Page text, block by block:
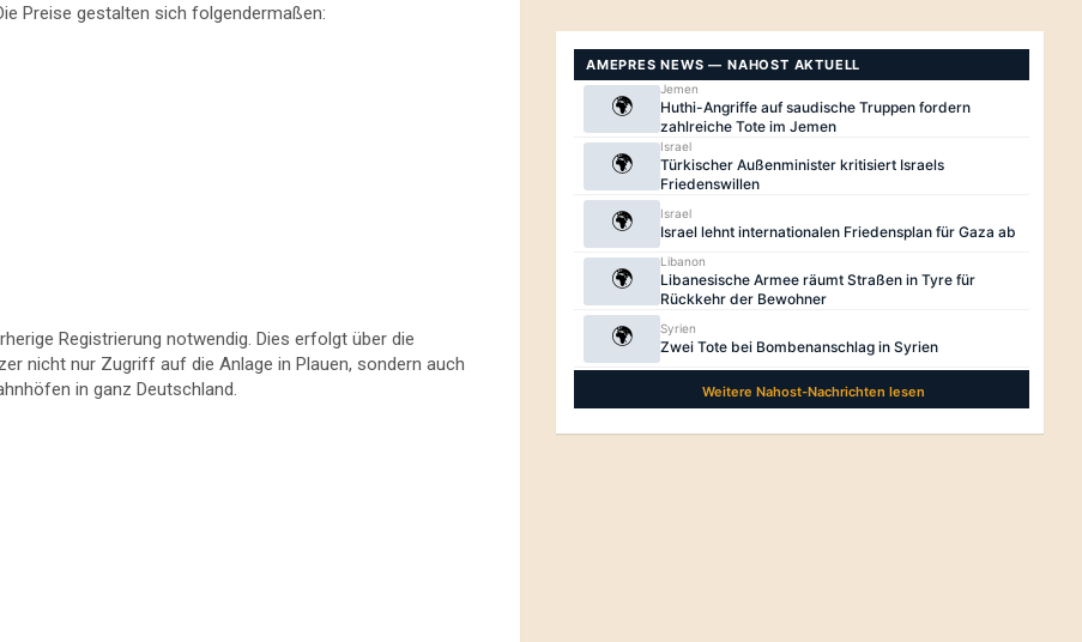
Preise gestalten sich folgendermaßen:
Registrierung notwendig. Dies erfolgt über die
nicht nur Zugriff auf die Anlage in Plauen, sondern auch
in ganz Deutschland.